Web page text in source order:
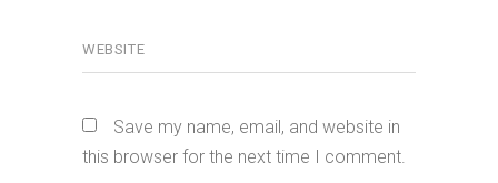
Save my name, email, and website in
this browser for the next time I comment.